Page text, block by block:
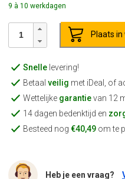
9 à 10 werkdagen
Plaats
Snellelevering!
Betaal veilig met iDeal, of
Wettelijke garantievan 12
14 dagen bedenktijd en
Besteed nog €40,49om te
Heb je een vraag?